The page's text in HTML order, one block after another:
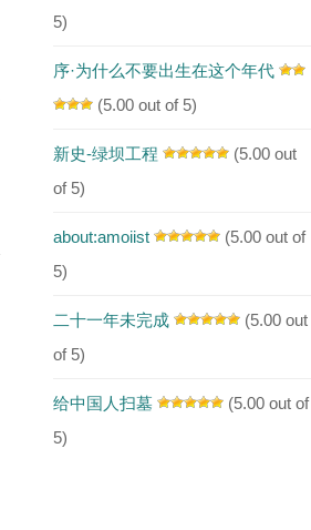
5)
序·为什么不要出生在这个年代
(5.00 out of 5)
新史-绿坝工程
(5.00 out
of 5)
about:amoiist
(5.00 out of
5)
二十一年未完成
(5.00 out
of 5)
给中国人扫墓
(5.00 out of
5)